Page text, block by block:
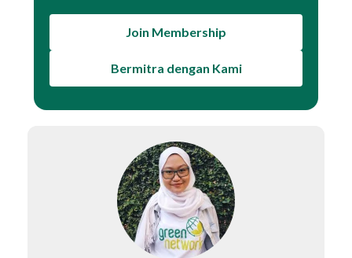
Join Membership
Bermitra dengan Kami